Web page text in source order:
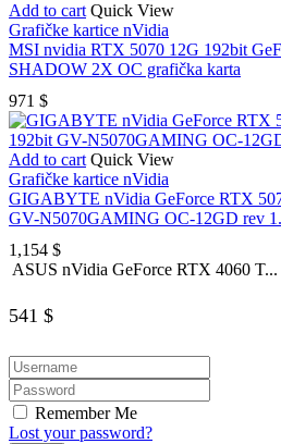
Add to cart Quick View
Grafičke kartice nVidia
MSI nvidia RTX 5070 12G 192bit
SHADOW 2X OC grafička karta
971 $
Add to cart Quick View
Grafičke kartice nVidia
GIGABYTE nVidia GeForce RTX
GV-N5070GAMING OC-12GD rev
1,154 $
ASUS nVidia GeForce RTX 4060 T...
541 $
Remember Me
Lost your password?